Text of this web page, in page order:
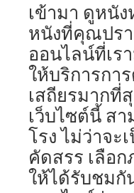
เข้ามา ดูหนั
หนังที่คุณปรา
ออนไลน์ที่เร
ให้บริการกา
เสถียรมากที่
เว็บไซต์นี้ ส
โรง ไม่ว่าจะ
คัดสรร เลือ
ให้ได้รับชมกั